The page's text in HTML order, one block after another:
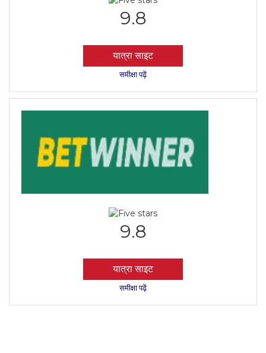
9.8
यात्रा साइट
समीक्षा पढ़ें
9.8
यात्रा साइट
समीक्षा पढ़ें